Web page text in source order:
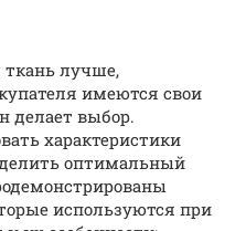
ткань лучше,
имеются свои
делает выбор.
характеристики
оптимальный
используются при